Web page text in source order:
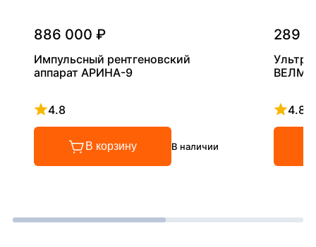
886 000 ₽
Импульсный рентгеновский
аппарат АРИНА-9
4.8
Рейтинг 4.8 из 5
В корзину В наличии
289
4.8